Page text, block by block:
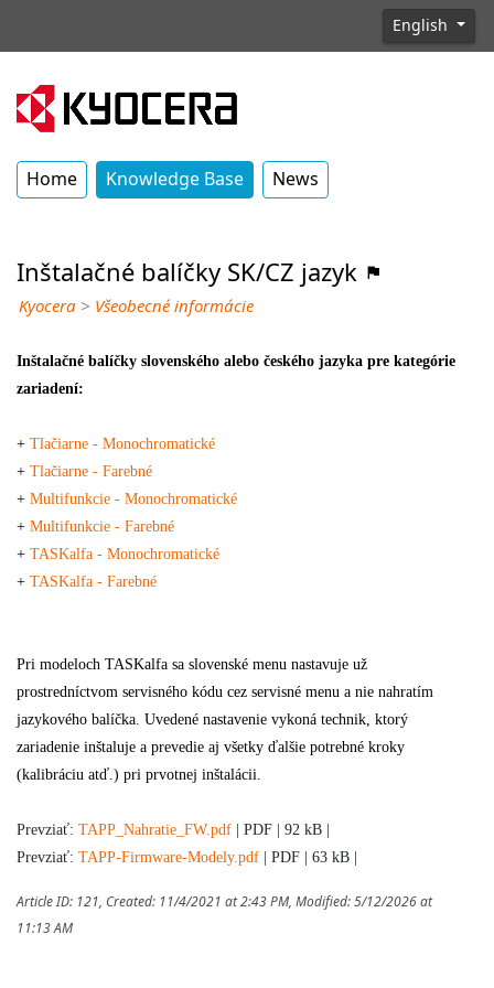
English
Home Knowledge Base News
Inštalačné balíčky SK/CZ jazyk
Kyocera > Všeobecné informácie
Inštalačné balíčky slovenského alebo českého jazyka pre kategórie
zariadení:
+ Tlačiarne - Monochromatické
+ Tlačiarne - Farebné
+ Multifunkcie - Monochromatické
+ Multifunkcie - Farebné
+ TASKalfa - Monochromatické
+ TASKalfa - Farebné
Pri modeloch TASKalfa sa slovenské menu nastavuje už
prostredníctvom servisného kódu cez servisné menu a nie nahratím
jazykového balíčka. Uvedené nastavenie vykoná technik, ktorý
zariadenie inštaluje a prevedie aj všetky ďalšie potrebné kroky
(kalibráciu atď.) pri prvotnej inštalácii.
Prevziať: TAPP_Nahratie_FW.pdf
PDF | 92 kB |
Prevziať: TAPP-Firmware-Modely.pdf | PDF | 63 kB |
Article ID: 121, Created: 11/4/2021 at 2:43 PM, Modified: 5/12/2026 at
11:13 AM